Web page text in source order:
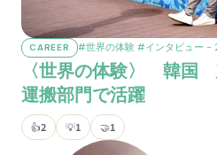
CAREER #世界の体験 #インタビュー -
〈世界の体験〉 韓国
運搬部門で活躍
👍2 💡1 🤝1